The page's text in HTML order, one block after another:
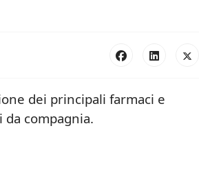
dei principali farmaci e
compagnia.